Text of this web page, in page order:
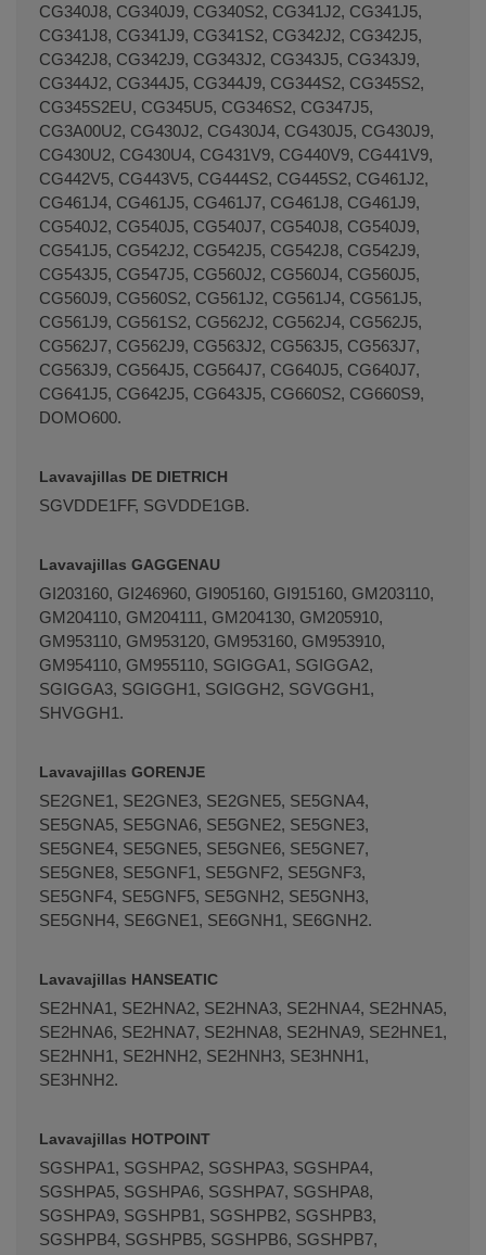
CG340J8, CG340J9, CG340S2, CG341J2, CG341J5,
CG341J8, CG341J9, CG341S2, CG342J2, CG342J5,
CG342J8, CG342J9, CG343J2, CG343J5, CG343J9,
CG344J2, CG344J5, CG344J9, CG344S2, CG345S2,
CG345S2EU, CG345U5, CG346S2, CG347J5,
CG3A00U2, CG430J2, CG430J4, CG430J5, CG430J9,
CG430U2, CG430U4, CG431V9, CG440V9, CG441V9,
CG442V5, CG443V5, CG444S2, CG445S2, CG461J2,
CG461J4, CG461J5, CG461J7, CG461J8, CG461J9,
CG540J2, CG540J5, CG540J7, CG540J8, CG540J9,
CG541J5, CG542J2, CG542J5, CG542J8, CG542J9,
CG543J5, CG547J5, CG560J2, CG560J4, CG560J5,
CG560J9, CG560S2, CG561J2, CG561J4, CG561J5,
CG561J9, CG561S2, CG562J2, CG562J4, CG562J5,
CG562J7, CG562J9, CG563J2, CG563J5, CG563J7,
CG563J9, CG564J5, CG564J7, CG640J5, CG640J7,
CG641J5, CG642J5, CG643J5, CG660S2, CG660S9,
DOMO600.
Lavavajillas DE DIETRICH
SGVDDE1FF, SGVDDE1GB.
Lavavajillas GAGGENAU
GI203160, GI246960, GI905160, GI915160, GM203110,
GM204110, GM204111, GM204130, GM205910,
GM953110, GM953120, GM953160, GM953910,
GM954110, GM955110, SGIGGA1, SGIGGA2,
SGIGGA3, SGIGGH1, SGIGGH2, SGVGGH1,
SHVGGH1.
Lavavajillas GORENJE
SE2GNE1, SE2GNE3, SE2GNE5, SE5GNA4,
SE5GNA5, SE5GNA6, SE5GNE2, SE5GNE3,
SE5GNE4, SE5GNE5, SE5GNE6, SE5GNE7,
SE5GNE8, SE5GNF1, SE5GNF2, SE5GNF3,
SE5GNF4, SE5GNF5, SE5GNH2, SE5GNH3,
SE5GNH4, SE6GNE1, SE6GNH1, SE6GNH2.
Lavavajillas HANSEATIC
SE2HNA1, SE2HNA2, SE2HNA3, SE2HNA4, SE2HNA5,
SE2HNA6, SE2HNA7, SE2HNA8, SE2HNA9, SE2HNE1,
SE2HNH1, SE2HNH2, SE2HNH3, SE3HNH1,
SE3HNH2.
Lavavajillas HOTPOINT
SGSHPA1, SGSHPA2, SGSHPA3, SGSHPA4,
SGSHPA5, SGSHPA6, SGSHPA7, SGSHPA8,
SGSHPA9, SGSHPB1, SGSHPB2, SGSHPB3,
SGSHPB4, SGSHPB5, SGSHPB6, SGSHPB7,